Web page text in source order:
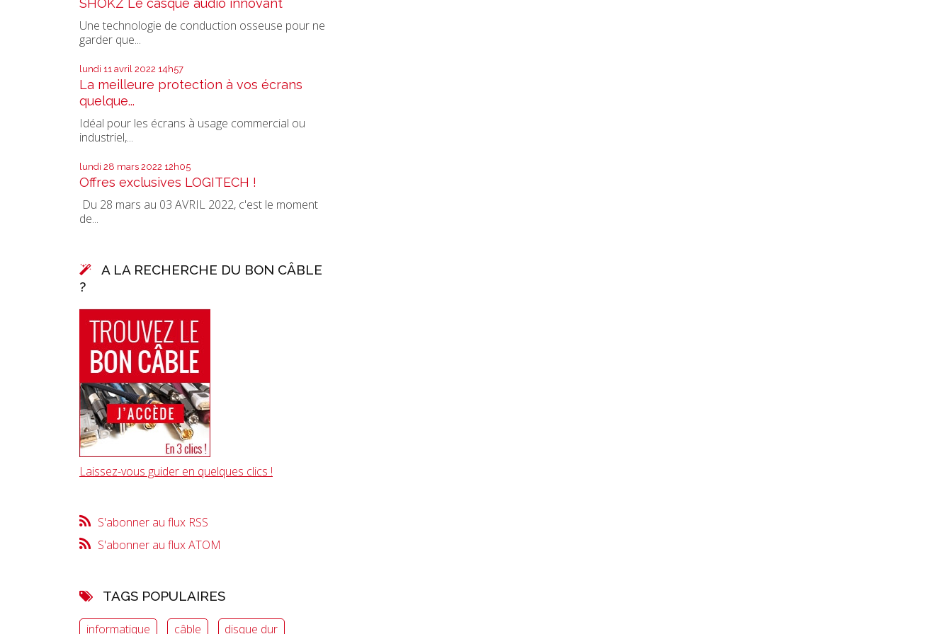
Une technologie de conduction osseuse pour ne
garder que...
lundi 11 avril 2022 14h57
La meilleure protection à vos écrans
quelque...
Idéal pour les écrans à usage commercial ou
industriel,...
lundi 28 mars 2022 12h05
Offres exclusives LOGITECH !
Du 28 mars au 03 AVRIL 2022, c'est le moment
de...
A LA RECHERCHE DU BON CÂBLE
?
Laissez-vous guider en quelques clics !
S'abonner au flux RSS
S'abonner au flux ATOM
TAGS POPULAIRES
informatique câble
disque dur